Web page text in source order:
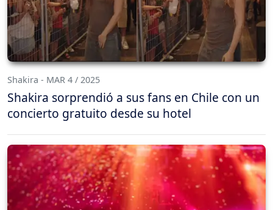
Shakira - MAR 4 / 2025
Shakira sorprendió a sus fans en Chile con un
concierto gratuito desde su hotel